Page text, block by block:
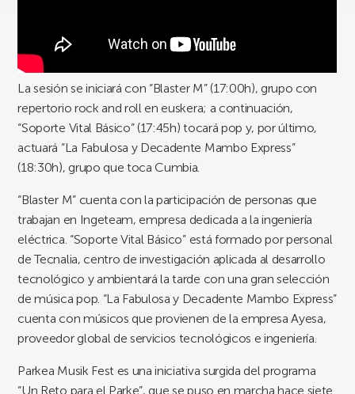
La sesión se iniciará con “Blaster M” (17:00h), grupo con
repertorio rock and roll en euskera; a continuación,
“Soporte Vital Básico” (17:45h) tocará pop y, por último,
actuará “La Fabulosa y Decadente Mambo Express”
(18:30h), grupo que toca Cumbia.
“Blaster M” cuenta con la participación de personas que
trabajan en Ingeteam, empresa dedicada a la ingeniería
eléctrica. “Soporte Vital Básico” está formado por personal
de Tecnalia, centro de investigación aplicada al desarrollo
tecnológico y ambientará la tarde con una gran selección
de música pop. “La Fabulosa y Decadente Mambo Express”
cuenta con músicos que provienen de la empresa Ayesa,
proveedor global de servicios tecnológicos e ingeniería.
Parkea Musik Fest es una iniciativa surgida del programa
“Un Reto para el Parke”, que se puso en marcha hace siete